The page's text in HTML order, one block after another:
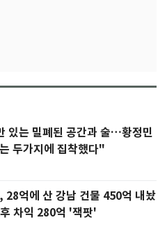
있는 밀폐된 공간과 술…황정민
두가지에 집착했다"
28억에 산 강남 건물 450억 내놨
차익 280억 '잭팟'